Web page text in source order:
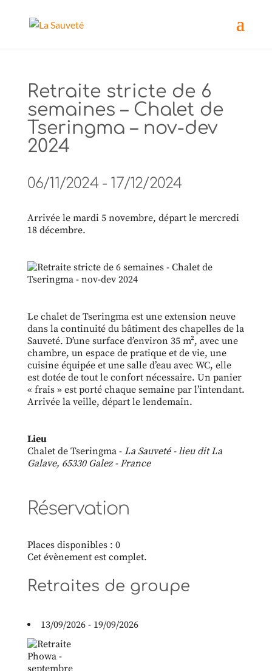
Retraite stricte de 6
semaines – Chalet de
Tseringma – nov-dev
2024
06/11/2024 - 17/12/2024
Arrivée le mardi 5 novembre, départ le mercredi
18 décembre.
Le chalet de Tseringma est une extension neuve
dans la continuité du bâtiment des chapelles de la
Sauveté. D’une surface d’environ 35 m², avec une
chambre, un espace de pratique et de vie, une
cuisine équipée et une salle d’eau avec WC, elle
est dotée de tout le confort nécessaire. Un panier
« frais » est porté chaque semaine par l’intendant.
Arrivée la veille, départ le lendemain.
Lieu
Chalet de Tseringma - La Sauveté - lieu dit La
Galave, 65330 Galez - France
Réservation
Places disponibles : 0
Cet évènement est complet.
Retraites de groupe
13/09/2026 - 19/09/2026